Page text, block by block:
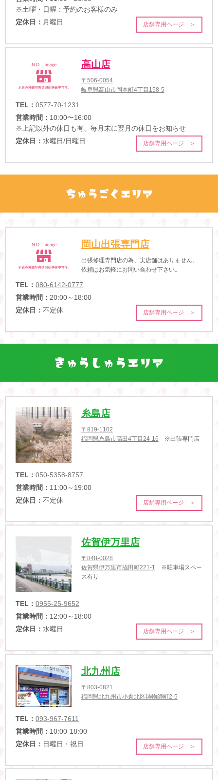
※土曜・日曜：予約のお客様のみ
定休日： 月曜日 店舗専用ページ ＞
高山店
〒506-0054
岐阜県高山市岡本町4丁目158-5
TEL： 0577-70-1231
営業時間： 10:00〜16:00
※上記以外の休日も有、毎月末に翌月の休日をお知らせ
定休日： 水曜日/日曜日 店舗専用ページ ＞
岡山出張専門店
出張修理専門店の為、実店舗はありません。
依頼はお気軽にお問い合わせ下さい。
TEL： 080-6142-0777
営業時間： 20:00～18:00
定休日： 不定休 店舗専用ページ ＞
糸島店
〒819-1102
福岡県糸島市高田4丁目24-16 ※出張専門店
TEL： 050-5358-8757
営業時間： 11:00～19:00
定休日： 不定休 店舗専用ページ ＞
佐賀伊万里店
〒848-0028
佐賀県伊万里市脇田町221-1 ※駐車場スペー
ス有り
TEL： 0955-25-9652
営業時間： 12:00～18:00
定休日： 水曜日 店舗専用ページ ＞
北九州店
〒803-0821
福岡県北九州市小倉北区鋳物師町2-5
TEL： 093-967-7611
営業時間： 10:00-18:00
定休日： 日曜日・祝日 店舗専用ページ ＞